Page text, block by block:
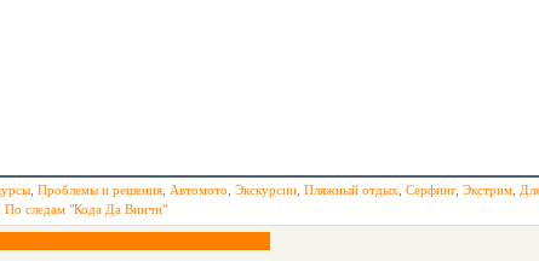
Проблемы и решения Автомото Экскурсии Пляжный отдых Серфинг, Экстрим
По следам "Кода Да Винчи"